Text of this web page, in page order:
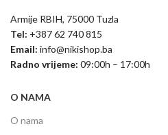
Armije RBIH, 75000 Tuzla
Tel: +387 62 740 815
Email: info@nikishop.ba
Radno vrijeme: 09:00h – 17:00h
O NAMA
O nama